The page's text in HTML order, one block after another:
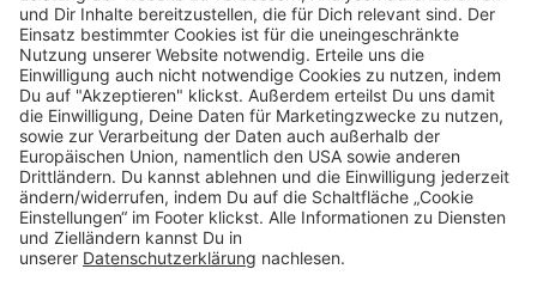
Mitglied im:
Impressum AGB Widerrufsbelehrung